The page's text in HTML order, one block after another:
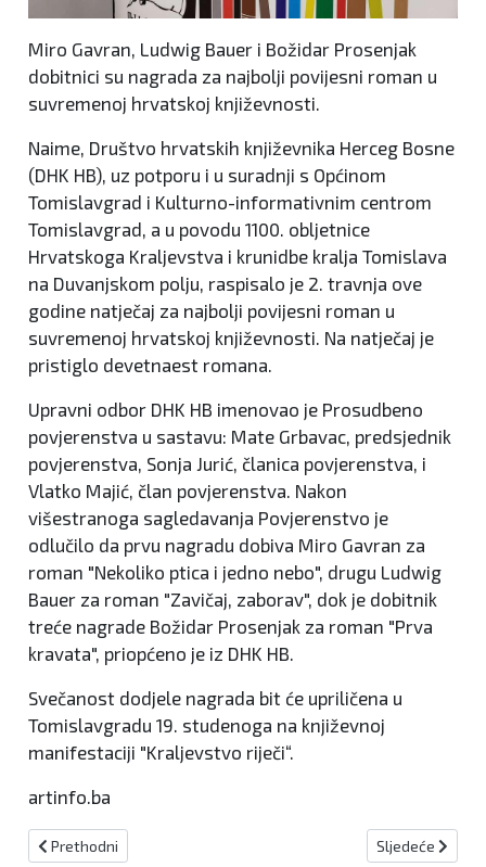
Miro Gavran, Ludwig Bauer i Božidar Prosenjak
dobitnici su nagrada za najbolji povijesni roman u
suvremenoj hrvatskoj književnosti.
Naime, Društvo hrvatskih književnika Herceg Bosne
(DHK HB), uz potporu i u suradnji s Općinom
Tomislavgrad i Kulturno-informativnim centrom
Tomislavgrad, a u povodu 1100. obljetnice
Hrvatskoga Kraljevstva i krunidbe kralja Tomislava
na Duvanjskom polju, raspisalo je 2. travnja ove
godine natječaj za najbolji povijesni roman u
suvremenoj hrvatskoj književnosti. Na natječaj je
pristiglo devetnaest romana.
Upravni odbor DHK HB imenovao je Prosudbeno
povjerenstva u sastavu: Mate Grbavac, predsjednik
povjerenstva, Sonja Jurić, članica povjerenstva, i
Vlatko Majić, član povjerenstva. Nakon
višestranoga sagledavanja Povjerenstvo je
odlučilo da prvu nagradu dobiva Miro Gavran za
roman "Nekoliko ptica i jedno nebo", drugu Ludwig
Bauer za roman "Zavičaj, zaborav", dok je dobitnik
treće nagrade Božidar Prosenjak za roman "Prva
kravata", priopćeno je iz DHK HB.
Svečanost dodjele nagrada bit će upriličena u
Tomislavgradu 19. studenoga na književnoj
manifestaciji "Kraljevstvo riječi“.
artinfo.ba
Prethodni članak: NAJAVA Kiseljak u Sarajevu
Prethodni Sljedeći
Sljedeće